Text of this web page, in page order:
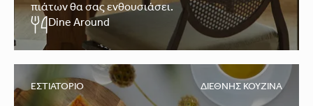
πιάτων θα σας ενθουσιάσει.
Dine Around
ΕΣΤΙΑΤΌΡΙΟ ΔΙΕΘΝΉΣ ΚΟΥΖΊΝΑ